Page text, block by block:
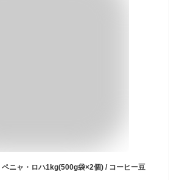
ペニャ・ロハ1kg(500g袋×2個) / コーヒー豆